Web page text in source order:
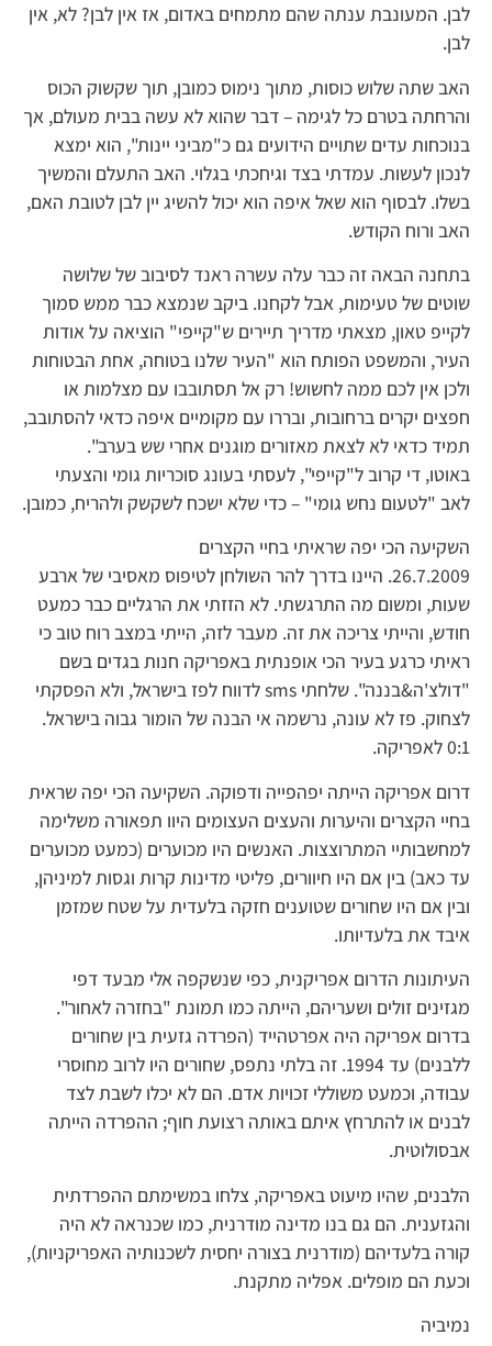
לבן. המעונבת ענתה שהם מתמחים באדום, אז אין לבן? לא, אין
לבן.
האב שתה שלוש כוסות, מתוך נימוס כמובן, תוך שקשוק הכוס
והרחתה בטרם כל לגימה – דבר שהוא לא עשה בבית מעולם, אך
בנוכחות עדים שתויים הידועים גם כ"מביני יינות", הוא ימצא
לנכון לעשות. עמדתי בצד וגיחכתי בגלוי. האב התעלם והמשיך
בשלו. לבסוף הוא שאל איפה הוא יכול להשיג יין לבן לטובת האם,
האב ורוח הקודש.
בתחנה הבאה זה כבר עלה עשרה ראנד לסיבוב של שלושה
שוטים של טעימות, אבל לקחנו. ביקב שנמצא כבר ממש סמוך
לקייפ טאון, מצאתי מדריך תיירים ש"קייפי" הוציאה על אודות
העיר, והמשפט הפותח הוא "העיר שלנו בטוחה, אחת הבטוחות
ולכן אין לכם ממה לחשוש! רק אל תסתובבו עם מצלמות או
חפצים יקרים ברחובות, ובררו עם מקומיים איפה כדאי להסתובב,
תמיד כדאי לא לצאת מאזורים מוגנים אחרי שש בערב".
באוטו, די קרוב ל"קייפי", לעסתי בעונג סוכריות גומי והצעתי
לאב "לטעום נחש גומי" – כדי שלא ישכח לשקשק ולהריח, כמובן.
השקיעה הכי יפה שראיתי בחיי הקצרים
26.7.2009. היינו בדרך להר השולחן לטיפוס מאסיבי של ארבע
שעות, ומשום מה התרגשתי. לא הזזתי את הרגליים כבר כמעט
חודש, והייתי צריכה את זה. מעבר לזה, הייתי במצב רוח טוב כי
ראיתי כרגע בעיר הכי אופנתית באפריקה חנות בגדים בשם
"דולצ'ה&בננה". שלחתי sms לדווח לפז בישראל, ולא הפסקתי
לצחוק. פז לא עונה, נרשמה אי הבנה של הומור גבוה בישראל.
0:1 לאפריקה.
דרום אפריקה הייתה יפהפייה ודפוקה. השקיעה הכי יפה שראית
בחיי הקצרים והיערות והעצים העצומים היוו תפאורה משלימה
למחשבותיי המתרוצצות. האנשים היו מכוערים (כמעט מכוערים
עד כאב) בין אם היו חיוורים, פליטי מדינות קרות וגסות למיניהן,
ובין אם היו שחורים שטוענים חזקה בלעדית על שטח שמזמן
איבד את בלעדיותו.
העיתונות הדרום אפריקנית, כפי שנשקפה אלי מבעד דפי
מגזינים זולים ושעריהם, הייתה כמו תמונת "בחזרה לאחור".
בדרום אפריקה היה אפרטהייד (הפרדה גזעית בין שחורים
ללבנים) עד 1994. זה בלתי נתפס, שחורים היו לרוב מחוסרי
עבודה, וכמעט משוללי זכויות אדם. הם לא יכלו לשבת לצד
לבנים או להתרחץ איתם באותה רצועת חוף; ההפרדה הייתה
אבסולוטית.
הלבנים, שהיו מיעוט באפריקה, צלחו במשימתם ההפרדתית
והגזענית. הם גם בנו מדינה מודרנית, כמו שכנראה לא היה
קורה בלעדיהם (מודרנית בצורה יחסית לשכנותיה האפריקניות),
וכעת הם מופלים. אפליה מתקנת.
נמיביה